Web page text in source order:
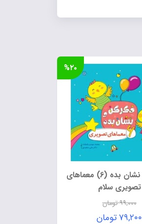
فکر کن و نشان بده (6) معماهای
تصویری سلام
۹۹,۰۰۰تومان
قیمت۷۹,۲۰۰تومان
%۲۰